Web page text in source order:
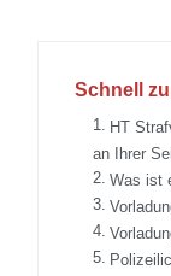
Schnell
HT
an Ihrer
Was ist